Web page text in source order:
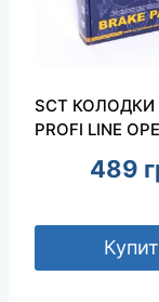
SCT КОЛОДКИ
PROFI LINE
489